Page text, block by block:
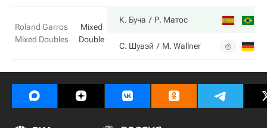
Roland Garros
Mixed Doubles
Mixed
Double
К. Буча Р. Матос
С. Шувэй M. Wallner